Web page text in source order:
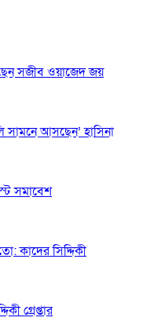
সজীব ওয়াজেদ জয়
সামনে আসছেন’ হাসিনা
সমাবেশ
কাদের সিদ্দিকী
গ্রেপ্তার